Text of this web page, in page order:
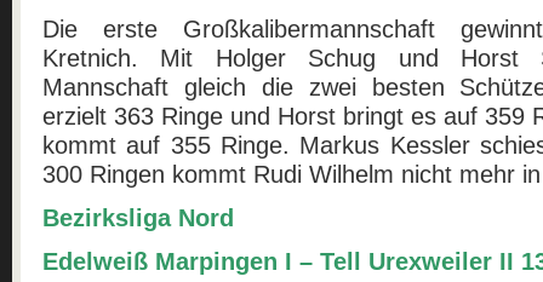
Die erste Großkalibermannschaft
Kretnich. Mit Holger Schug und Horst
Mannschaft gleich die zwei besten
erzielt 363 Ringe und Horst bringt es auf 359
kommt auf 355 Ringe. Markus Kessler
300 Ringen kommt Rudi Wilhelm nicht mehr
Bezirksliga Nord
Edelweiß Marpingen I – Tell Urexweiler II